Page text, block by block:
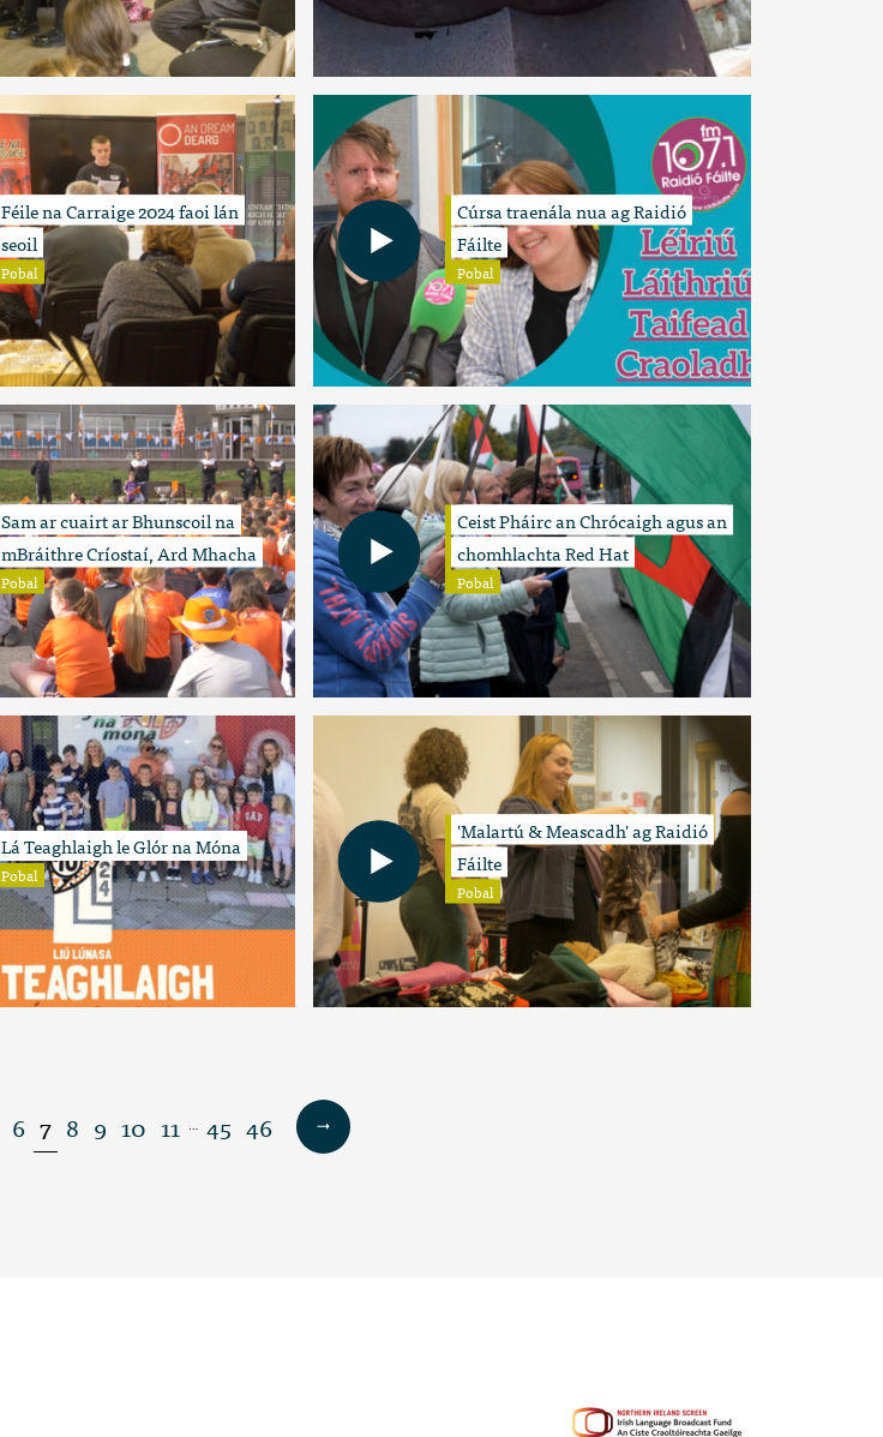
Féile na Carraige 2024 faoi lán
seoil
Pobal
Cúrsa traenála nua ag Raidió
Fáilte
Pobal
Sam ar cuairt ar Bhunscoil na
mBráithre Críostaí, Ard Mhacha
Pobal
Ceist Pháirc an Chrócaigh agus an
chomhlachta Red Hat
Pobal
Lá Teaghlaigh le Glór na Móna
Pobal
'Malartú & Meascadh' ag Raidió
Fáilte
Pobal
6 7 8 9 10 11 … 45 46